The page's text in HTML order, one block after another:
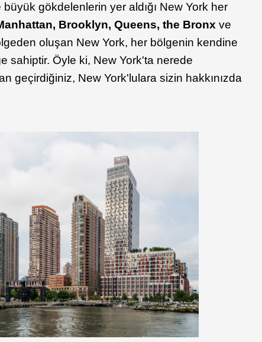
gökdelenlerin yer aldığı New York her
Brooklyn, Queens, the Bronxve
oluşan New York, her bölgenin kendine
sahiptir. Öyle ki, New York'ta nerede
geçirdiğiniz, New York'lulara sizin hakkınızda